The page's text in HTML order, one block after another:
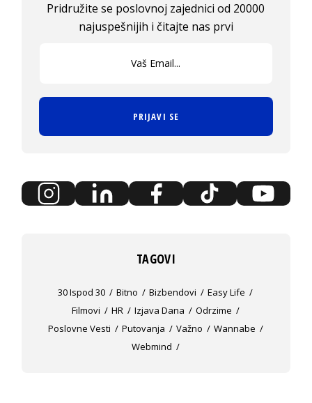
Pridružite se poslovnoj zajednici od 20000
najuspešnijih i čitajte nas prvi
PRIJAVI SE
TAGOVI
30 Ispod 30 Bitno Bizbendovi
Easy Life
Filmovi
HR Izjava Dana
Odrzime
Poslovne Vesti
Putovanja Važno
Wannabe
Webmind